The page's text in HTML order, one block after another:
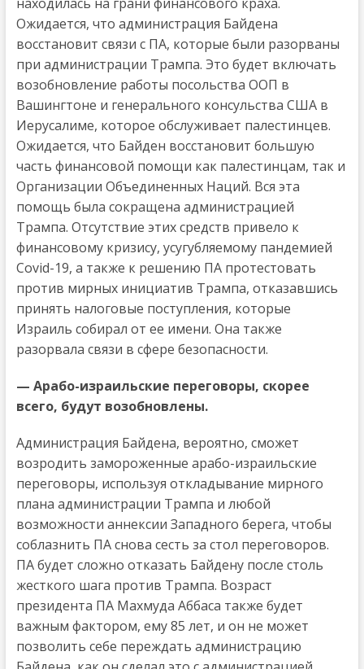
Ожидается, что администрация Байдена
восстановит связи с ПА, которые были разорваны
при администрации Трампа. Это будет включать
возобновление работы посольства ООП в
Вашингтоне и генерального консульства США в
Иерусалиме, которое обслуживает палестинцев.
Ожидается, что Байден восстановит большую
часть финансовой помощи как палестинцам, так и
Организации Объединенных Наций. Вся эта
помощь была сокращена администрацией
Трампа. Отсутствие этих средств привело к
финансовому кризису, усугубляемому пандемией
Covid-19, а также к решению ПА протестовать
против мирных инициатив Трампа, отказавшись
принять налоговые поступления, которые
Израиль собирал от ее имени. Она также
разорвала связи в сфере безопасности.
— Арабо-израильские переговоры, скорее
всего, будут возобновлены.
Администрация Байдена, вероятно, сможет
возродить замороженные арабо-израильские
переговоры, используя откладывание мирного
плана администрации Трампа и любой
возможности аннексии Западного берега, чтобы
соблазнить ПА снова сесть за стол переговоров.
ПА будет сложно отказать Байдену после столь
жесткого шага против Трампа. Возраст
президента ПА Махмуда Аббаса также будет
важным фактором, ему 85 лет, и он не может
позволить себе переждать администрацию